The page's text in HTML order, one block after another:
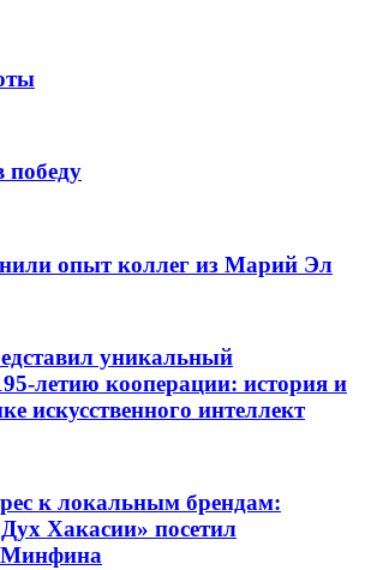
опыт коллег из Марий Эл
уникальный
летию кооперации: история и
искусственного интеллект
к локальным брендам:
Хакасии» посетил
Минфина